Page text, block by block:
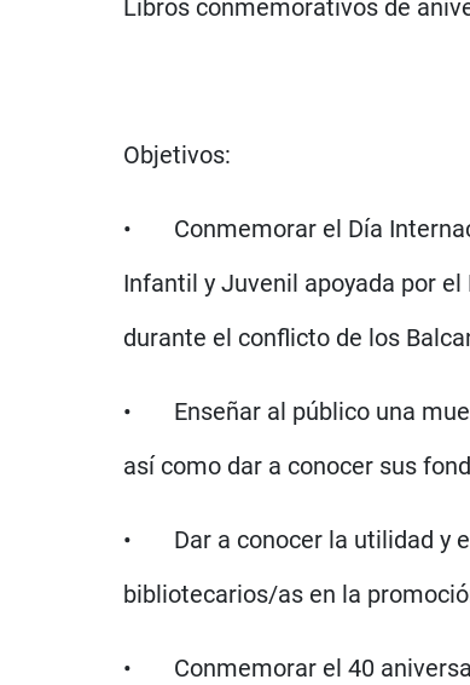
Libros conmemorativos de
Objetivos:
• Conmemorar el Día
Infantil y Juvenil apoyada por
durante el conflicto de los
• Enseñar al público una
así como dar a conocer sus
• Dar a conocer la utilidad y el
bibliotecarios/as en la
• Conmemorar el 40